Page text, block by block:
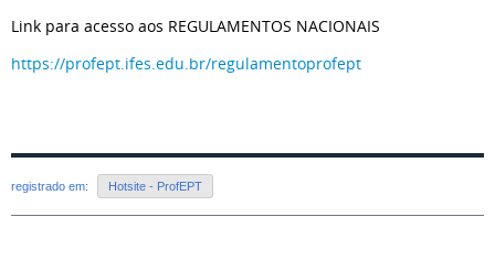
Link para acesso aos REGULAMENTOS NACIONAIS
https://profept.ifes.edu.br/regulamentoprofept
registrado em: Hotsite - ProfEPT